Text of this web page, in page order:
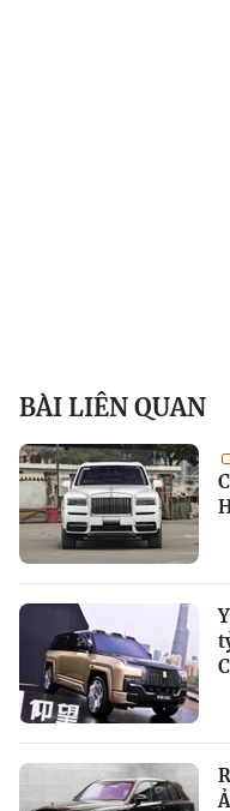
BÀI LIÊN QUAN